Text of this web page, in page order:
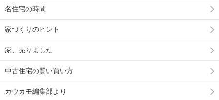
名住宅の時間
家づくりのヒント
家、売りました
中古住宅の賢い買い方
カウカモ編集部より